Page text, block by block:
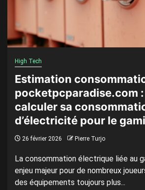
High Tech
Estimation
pocketpcparadise.com
calculer sa
d’électricité pour le
26 février 2026 Pierre Turjo
La consommation électrique liée au
enjeu majeur pour de nombreux
des équipements toujours plus...